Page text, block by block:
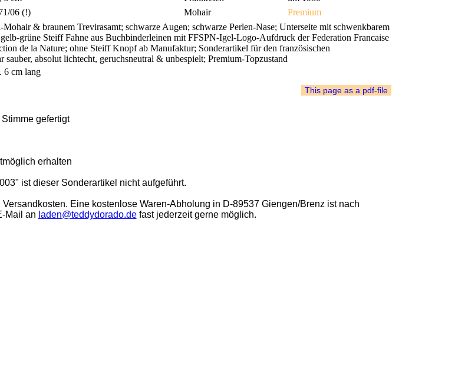
06 (!) Mohair
Premium
Mohair & braunem Trevirasamt; schwarze Augen; schwarze Perlen-Nase; Unterseite mit schwenkbarem
grüne Steiff Fahne aus Buchbinderleinen mit FFSPN-Igel-Logo-Aufdruck der Federation Francaise
de la Nature; ohne Steiff Knopf ab Manufaktur; Sonderartikel für den französischen
sauber, absolut lichtecht, geruchsneutral & unbespielt; Premium-Topzustand
6 cm lang
gefertigt
erhalten
ist dieser Sonderartikel nicht aufgeführt.
Eine kostenlose Waren-Abholung in D-89537 Giengen/Brenz ist nach
Mail an laden@teddydorado.defast jederzeit gerne möglich.